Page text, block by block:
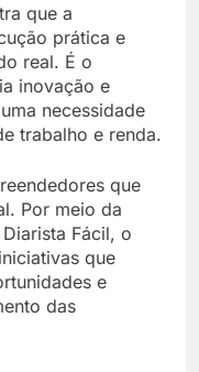
que a
prática e
real. É o
inovação e
necessidade
trabalho e renda.
que
Por meio da
Fácil, o
que
e
das